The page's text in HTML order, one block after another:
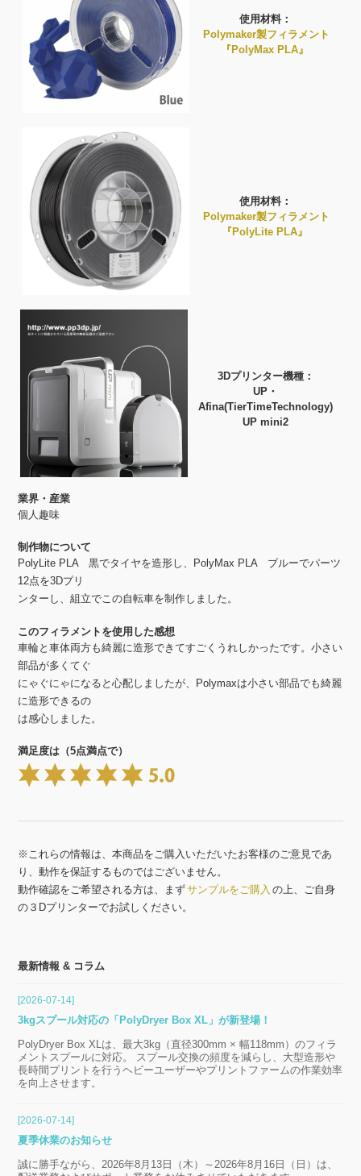
使用材料：
Polymaker製フィラメント
『PolyMax PLA』
使用材料：
Polymaker製フィラメント
『PolyLite PLA』
3Dプリンター機種：
UP・
Afina(TierTimeTechnology)
UP mini2
業界・産業
個人趣味
制作物について
PolyLite PLA 黒でタイヤを造形し、PolyMax PLA ブルーでパーツ
12点を3Dプリ
ンターし、組立でこの自転車を制作しました。
このフィラメントを使用した感想
車輪と車体両方も綺麗に造形できてすごくうれしかったです。小さい
部品が多くてぐ
にゃぐにゃになると心配しましたが、Polymaxは小さい部品でも綺麗
に造形できるの
は感心しました。
満足度は（5点満点で）
※これらの情報は、本商品をご購入いただいたお客様のご意見であ
り、動作を保証するものではございません。
動作確認をご希望される方は、まずサンプルをご購入 の上、ご自身
の３Dプリンターでお試しください。
最新情報 & コラム
[2026-07-14]
3kgスプール対応の「PolyDryer Box XL」が新登場！
PolyDryer Box XLは、最大3kg（直径300mm × 幅118mm）のフィラ
メントスプールに対応。 スプール交換の頻度を減らし、大型造形や
長時間プリントを行うヘビーユーザーやプリントファームの作業効率
を向上させます。
[2026-07-14]
夏季休業のお知らせ
誠に勝手ながら、2026年8月13日（木）～2026年8月16日（日）は、